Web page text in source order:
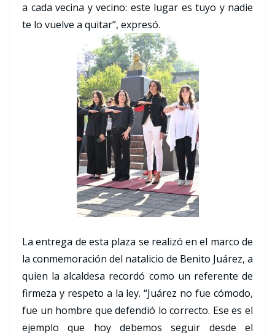
a cada vecina y vecino: este lugar es tuyo y nadie
te lo vuelve a quitar”, expresó.
La entrega de esta plaza se realizó en el marco de
la conmemoración del natalicio de Benito Juárez, a
quien la alcaldesa recordó como un referente de
firmeza y respeto a la ley. “Juárez no fue cómodo,
fue un hombre que defendió lo correcto. Ese es el
ejemplo que hoy debemos seguir desde el